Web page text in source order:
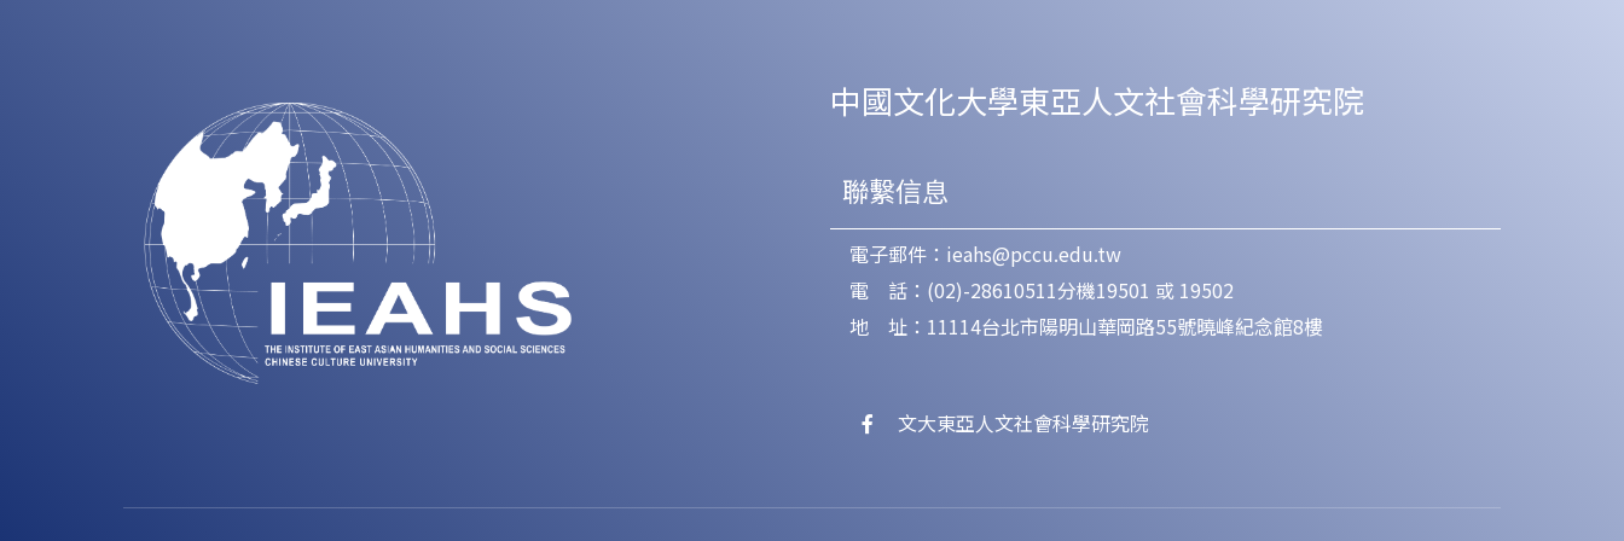
中國文化大學東亞人文社會科學研究院
聯繫信息
電子郵件：ieahs@pccu.edu.tw
電 話：(02)-28610511分機19501 或 19502
地 址：11114台北市陽明山華岡路55號曉峰紀念館8樓
文大東亞人文社會科學研究院